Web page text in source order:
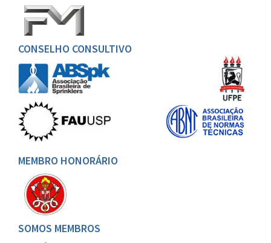
CONSELHO CONSULTIVO
MEMBRO HONORÁRIO
SOMOS MEMBROS